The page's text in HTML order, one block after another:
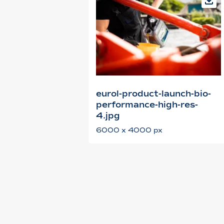
eurol-product-launch-bio-
performance-high-res-
4.jpg
6000 x 4000 px